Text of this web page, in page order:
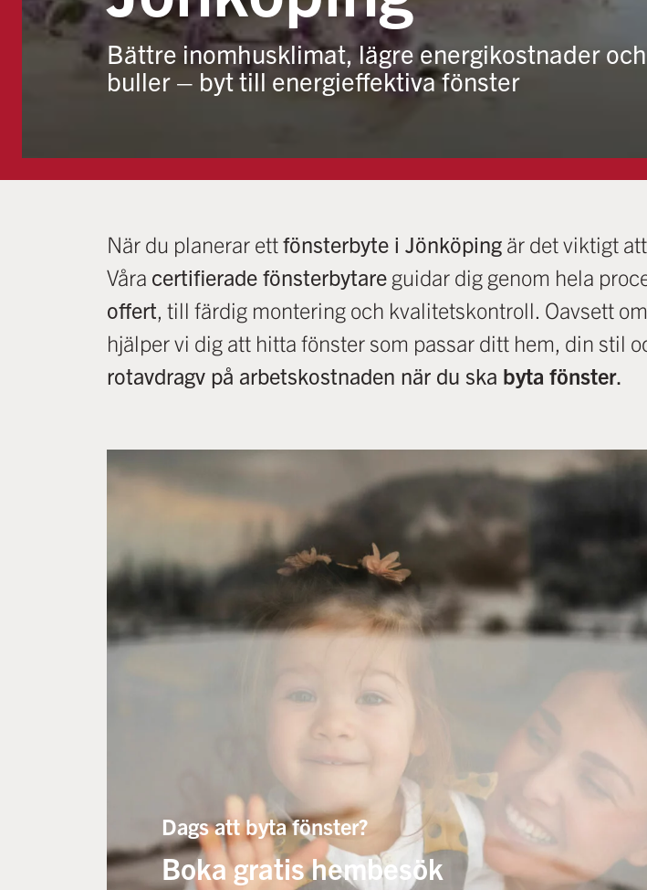
Bättre inomhusklimat, lägre energikostnader
buller – byt till energieffektiva fönster
När du planerar ettfönsterbyte i Jönköping är det viktigt
Våra certifierade fönsterbytare guidar dig genom hela
offert, till färdig montering och kvalitetskontroll. Oavsett
hjälper vi dig att hitta fönster som passar ditt hem, din stil
rotavdragv på arbetskostnaden när du ska byta fönster.
Dags att byta fönster?
Boka gratis hembesök